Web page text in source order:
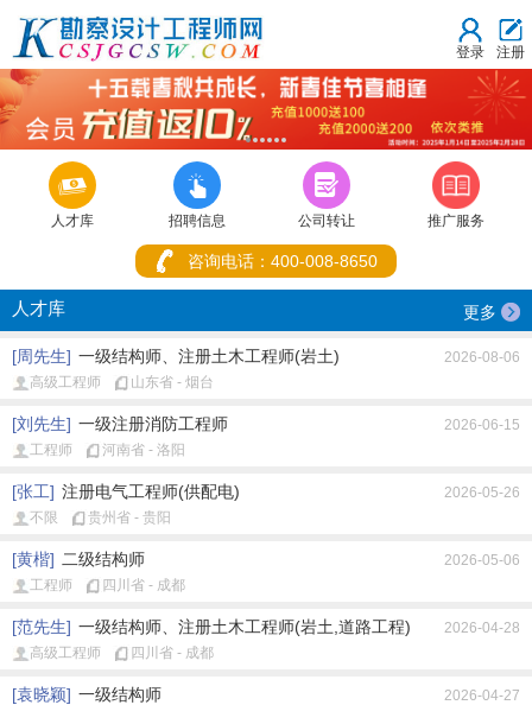
登录 注册
123456

人才库

招聘信息

公司转让 推广服务
咨询电话：400-008-8650
人才库 更多
[周先生] 一级结构师、注册土木工程师(岩土)
2026-08-06
高级工程师
山东省 - 烟台
[刘先生] 一级注册消防工程师
2026-06-15
工程师
河南省 - 洛阳
[张工] 注册电气工程师(供配电)
2026-05-26
不限
贵州省 - 贵阳
[黄楷] 二级结构师
2026-05-06
工程师
四川省 - 成都
[范先生] 一级结构师、注册土木工程师(岩土,道路工程)
2026-04-28
高级工程师
四川省 - 成都
[袁晓颖] 一级结构师
2026-04-27